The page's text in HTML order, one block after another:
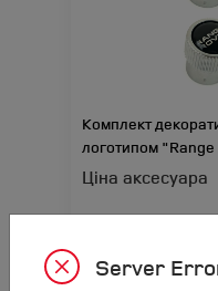
Комплект
логотипом
Ціна аксесуара
Server